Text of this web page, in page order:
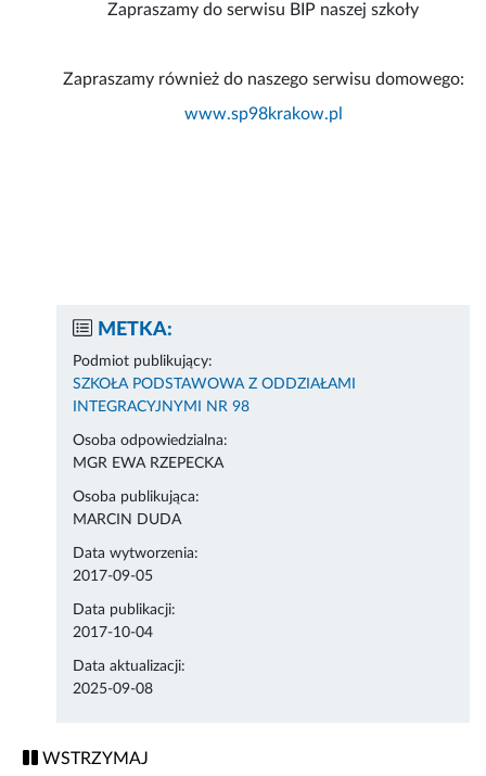
Zapraszamy do serwisu BIP naszej szkoły
Zapraszamy również do naszego serwisu domowego:
www.sp98krakow.pl
METKA:
Podmiot publikujący:
SZKOŁA PODSTAWOWA Z ODDZIAŁAMI
INTEGRACYJNYMI NR 98
Osoba odpowiedzialna:
MGR EWA RZEPECKA
Osoba publikująca:
MARCIN DUDA
Data wytworzenia:
2017-09-05
Data publikacji:
2017-10-04
Data aktualizacji:
2025-09-08
WSTRZYMAJ